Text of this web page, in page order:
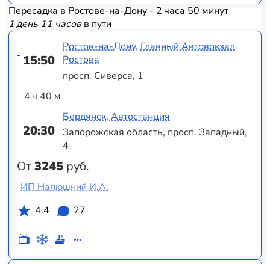
Пересадка в Ростове-на-Дону - 2 часа 50 минут
1 день 11 часовв пути
15:50
4 ч 40 м
20:30
От3245 руб.
Ростов-на-Дону, Главный Автовокзал
Ростова
просп. Сиверса, 1
Бердянск, Автостанция
Запорожская область, просп. Западный,
4
ИП Налюшний И.А.
4.4
27